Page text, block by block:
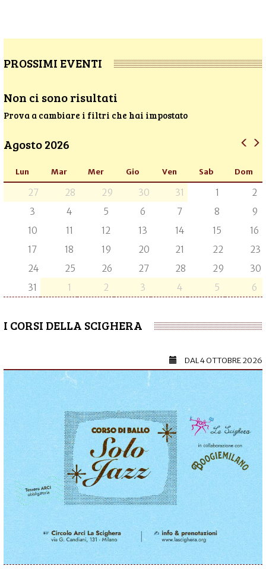
PROSSIMI EVENTI
Non ci sono risultati
Prova a cambiare i filtri che hai impostato
Agosto 2026
Lun Mar Mer Gio Ven Sab Dom
27 28 29 30 31 1
2
3
4 5 6 7 8
9
10
11 12 13 14 15
16
17
18 19 20 21 22
23
24
25 26 27 28 29
30
31
1 2 3 4 5 6
I CORSI DELLA SCIGHERA
DAL4 OTTOBRE 2026